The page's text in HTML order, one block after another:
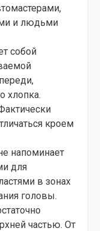
и людьми
собой
хлопка.
кроем
напоминает
для
в зонах
головы.
частью. От